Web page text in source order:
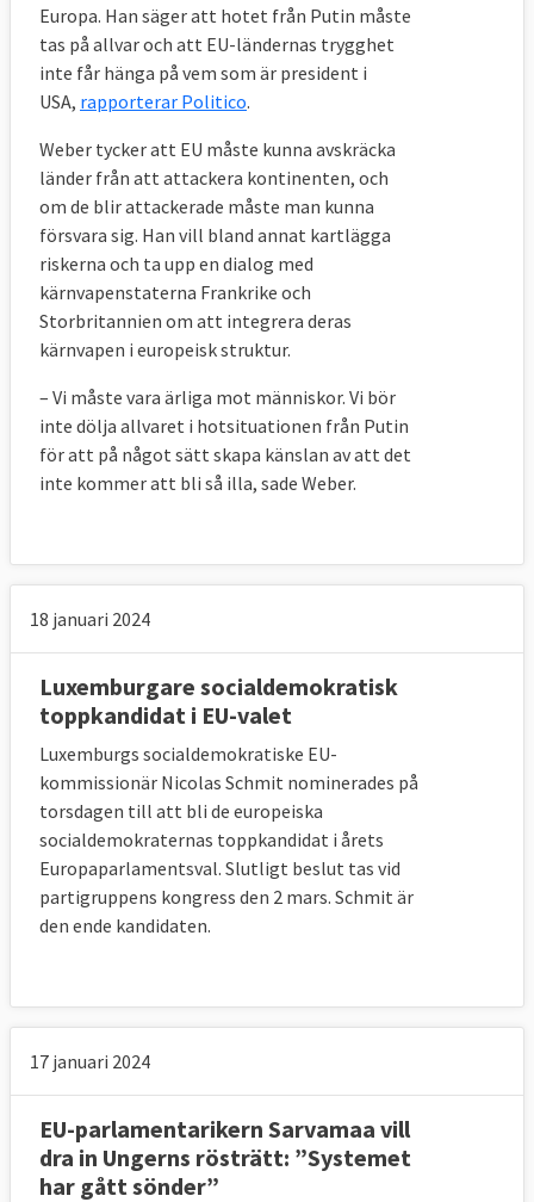
Europa. Han säger att hotet från Putin måste
tas på allvar och att EU-ländernas trygghet
inte får hänga på vem som är president i
USA, rapporterar Politico.
Weber tycker att EU måste kunna avskräcka
länder från att attackera kontinenten, och
om de blir attackerade måste man kunna
försvara sig. Han vill bland annat kartlägga
riskerna och ta upp en dialog med
kärnvapenstaterna Frankrike och
Storbritannien om att integrera deras
kärnvapen i europeisk struktur.
– Vi måste vara ärliga mot människor. Vi bör
inte dölja allvaret i hotsituationen från Putin
för att på något sätt skapa känslan av att det
inte kommer att bli så illa, sade Weber.
18 januari 2024
Luxemburgare socialdemokratisk
toppkandidat i EU-valet
Luxemburgs socialdemokratiske EU-
kommissionär Nicolas Schmit nominerades på
torsdagen till att bli de europeiska
socialdemokraternas toppkandidat i årets
Europaparlamentsval. Slutligt beslut tas vid
partigruppens kongress den 2 mars. Schmit är
den ende kandidaten.
17 januari 2024
EU-parlamentarikern Sarvamaa vill
dra in Ungerns rösträtt: ”Systemet
har gått sönder”